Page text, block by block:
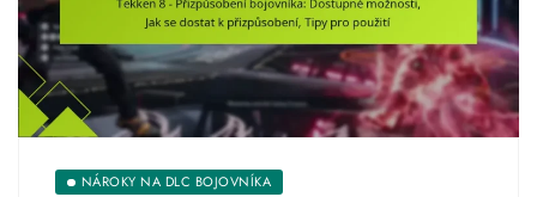
NÁROKY NA DLC BOJOVNÍKA